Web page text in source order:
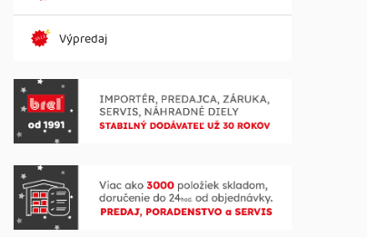
Výpredaj